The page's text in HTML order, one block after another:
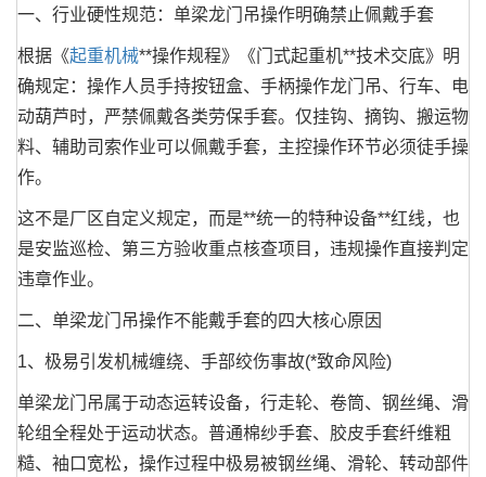
一、行业硬性规范：单梁龙门吊操作明确禁止佩戴手套
根据《起重机械**操作规程》《门式起重机**技术交底》明
确规定：操作人员手持按钮盒、手柄操作龙门吊、行车、电
动葫芦时，严禁佩戴各类劳保手套。仅挂钩、摘钩、搬运物
料、辅助司索作业可以佩戴手套，主控操作环节必须徒手操
作。
这不是厂区自定义规定，而是**统一的特种设备**红线，也
是安监巡检、第三方验收重点核查项目，违规操作直接判定
违章作业。
二、单梁龙门吊操作不能戴手套的四大核心原因
1、极易引发机械缠绕、手部绞伤事故(*致命风险)
单梁龙门吊属于动态运转设备，行走轮、卷筒、钢丝绳、滑
轮组全程处于运动状态。普通棉纱手套、胶皮手套纤维粗
糙、袖口宽松，操作过程中极易被钢丝绳、滑轮、转动部件